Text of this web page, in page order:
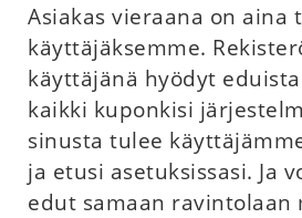
Asiakas vieraana on
käyttäjäksemme.
käyttäjänä hyödyt
kaikki kuponkisi
sinusta tulee
ja etusi asetuksissasi. Ja
edut samaan ravintolaan